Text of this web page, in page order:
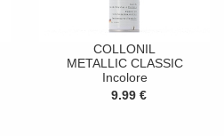
COLLONIL
METALLIC CLASSIC
Incolore
9.99 €